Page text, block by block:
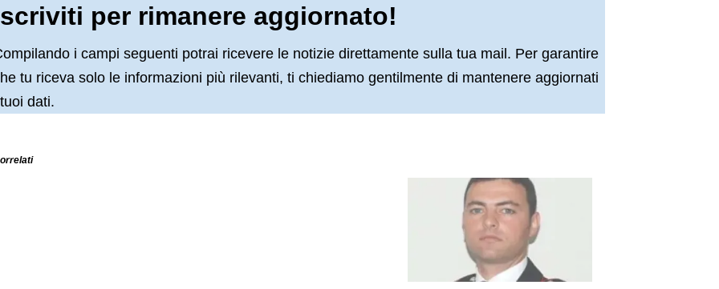
per rimanere aggiornato!
i campi seguenti potrai ricevere le notizie direttamente sulla tua mail. Per garantire
tu riceva solo le informazioni più rilevanti, ti chiediamo gentilmente di mantenere aggiornati
dati.